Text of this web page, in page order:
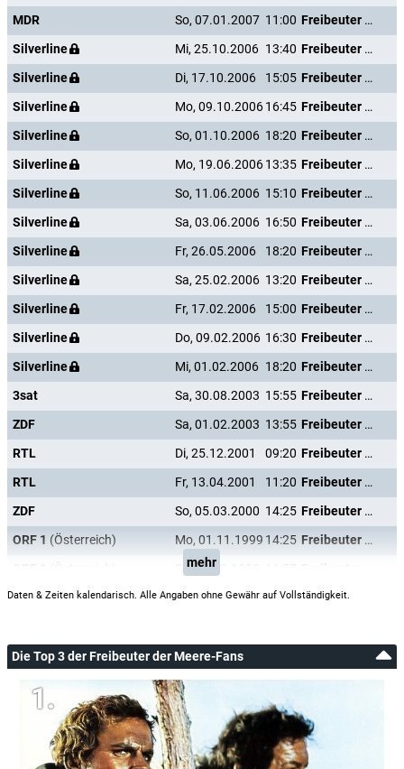
MDR So, 07.01.2007 11:00
Freibeuter der Meere
Silverline
Mi, 25.10.2006 13:40
Freibeuter der Meere
Silverline
Di, 17.10.2006 15:05
Freibeuter der Meere
Silverline
Mo, 09.10.200616:45
Freibeuter der Meere
Silverline
So, 01.10.2006 18:20
Freibeuter der Meere
Silverline
Mo, 19.06.200613:35
Freibeuter der Meere
Silverline
So, 11.06.2006 15:10
Freibeuter der Meere
Silverline
Sa, 03.06.2006 16:50
Freibeuter der Meere
Silverline
Fr, 26.05.2006 18:20
Freibeuter der Meere
Silverline
Sa, 25.02.2006 13:20
Freibeuter der Meere
Silverline
Fr, 17.02.2006 15:00
Freibeuter der Meere
Silverline
Do, 09.02.2006 16:30
Freibeuter der Meere
Silverline
Mi, 01.02.2006 18:20
Freibeuter der Meere
3sat
Sa, 30.08.2003 15:55
Freibeuter der Meere
ZDF
Sa, 01.02.2003 13:55
Freibeuter der Meere
RTL
Di, 25.12.2001 09:20
Freibeuter der Meere
RTL
Fr, 13.04.2001 11:20
Freibeuter der Meere
ZDF
So, 05.03.2000 14:25
Freibeuter der Meere
ORF 1 (Österreich) Mo, 01.11.1999 14:25
Freibeuter der Meere
So, 09.08.1998
mehr
Daten & Zeiten kalendarisch. Alle Angaben ohne Gewähr auf Vollständigkeit.
Die Top 3 der Freibeuter der Meere-Fans